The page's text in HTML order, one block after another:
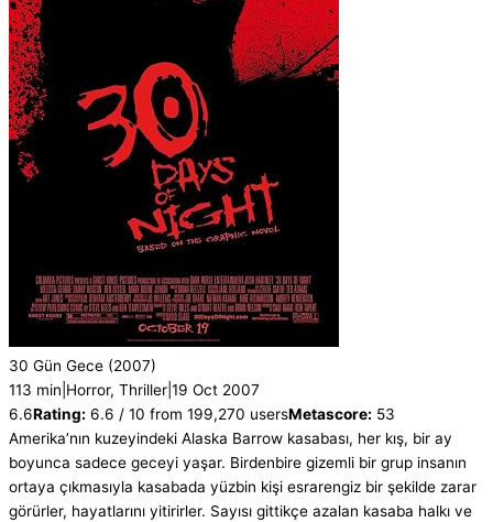
30 Gün Gece (2007)
113 min Horror, Thriller 19 Oct 2007
6.6Rating: 6.6 / 10 from 199,270 usersMetascore: 53
Amerika’nın kuzeyindeki Alaska Barrow kasabası, her kış, bir ay
boyunca sadece geceyi yaşar. Birdenbire gizemli bir grup insanın
ortaya çıkmasıyla kasabada yüzbin kişi esrarengiz bir şekilde zarar
görürler, hayatlarını yitirirler. Sayısı gittikçe azalan kasaba halkı ve